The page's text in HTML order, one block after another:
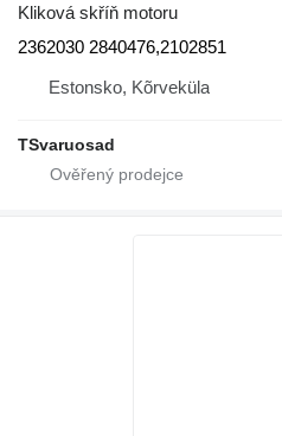
Kliková skříň motoru
2362030 2840476,2102851
Estonsko, Kõrveküla
TSvaruosad